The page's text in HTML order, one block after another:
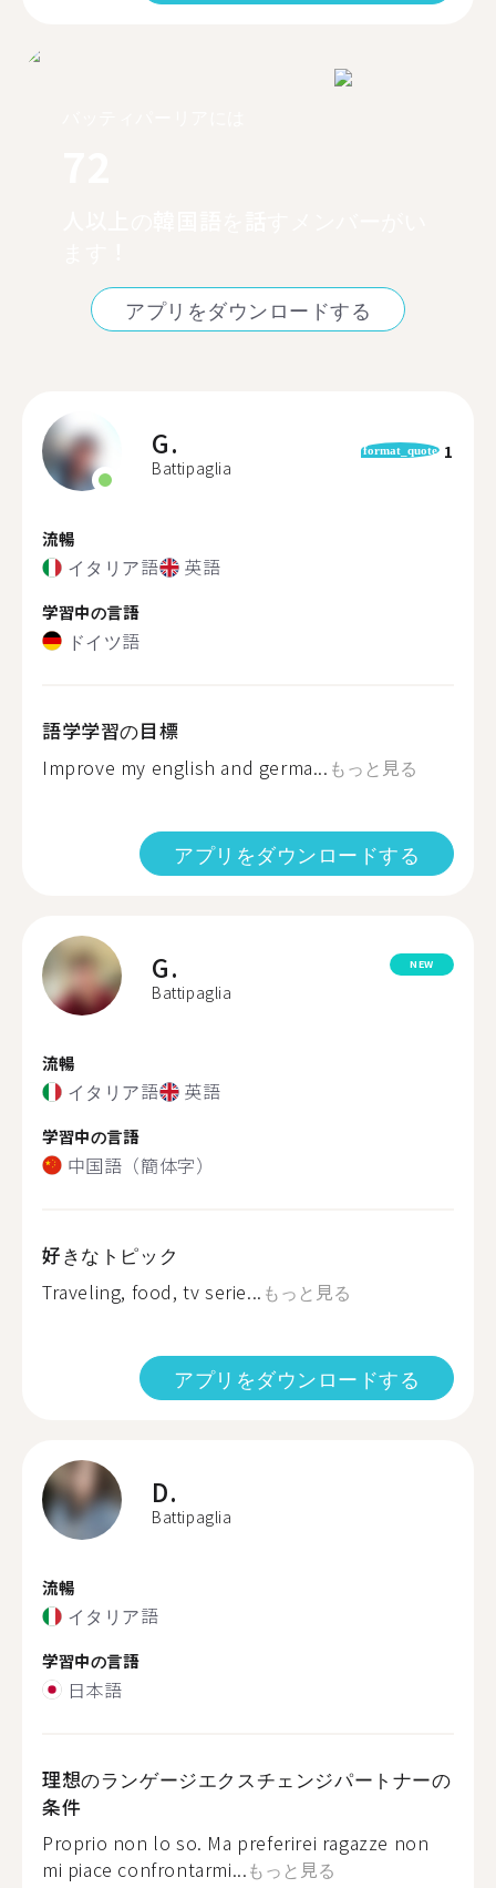
アプリをダウンロードする
G.
Battipaglia
format_quote 1
流暢
イタリア語 英語
学習中の言語
ドイツ語
語学学習の目標
Improve my english and germa... もっと見る
アプリをダウンロードする
G.
Battipaglia
NEW
流暢
イタリア語 英語
学習中の言語
中国語（簡体字）
好きなトピック
Traveling, food, tv serie... もっと見る
アプリをダウンロードする
D.
Battipaglia
流暢
イタリア語
学習中の言語
日本語
理想のランゲージエクスチェンジパートナーの
条件
Proprio non lo so. Ma preferirei ragazze non
mi piace confrontarmi...もっと見る